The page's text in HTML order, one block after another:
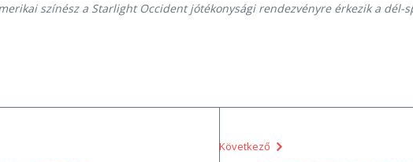
színész a Starlight Occident jótékonysági rendezvényre érkezik a dél-
Következő